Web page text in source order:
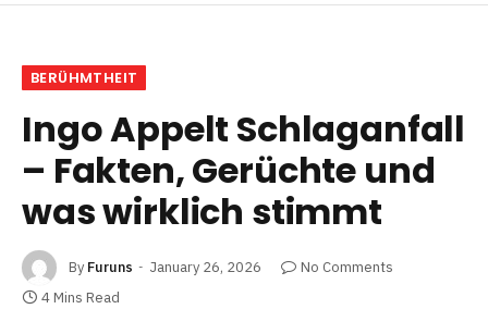
BERÜHMTHEIT
Ingo Appelt Schlaganfall
– Fakten, Gerüchte und
was wirklich stimmt
By Furuns January 26, 2026
No Comments
4 Mins Read